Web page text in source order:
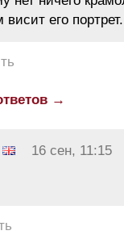
висит его портрет.
→
16 сен, 11:15